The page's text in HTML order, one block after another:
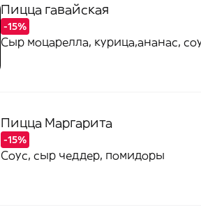
Пицца гавайская
-15%
Сыр моцарелла, курица,ананас,
Пицца Маргарита
-15%
Соус, сыр чеддер, помидоры